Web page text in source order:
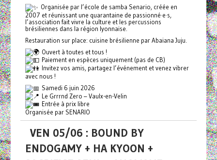
Organisée par l’école de samba Senario, créée en
2007 et réunissant une quarantaine de passionné·e·s,
l’association fait vivre la culture et les percussions
brésiliennes dans la région lyonnaise.
Restauration sur place: cuisine brésilienne par Abaiana Juju.
Ouvert à toutes et tous !
Paiement en espèces uniquement (pas de CB)
Invitez vos amis, partagez l’événement et venez vibrer
avec nous !
Samedi 6 juin 2026
Le Grrrnd Zero – Vaulx-en-Velin
Entrée à prix libre
Organisée par SENARIO
VEN 05/06 : BOUND BY
ENDOGAMY + HA KYOON +